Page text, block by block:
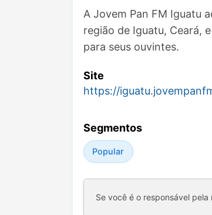
A Jovem Pan FM Iguatu
região de Iguatu, Ceará,
para seus ouvintes.
Site
https://
Segmentos
Popular
Se você é o responsável